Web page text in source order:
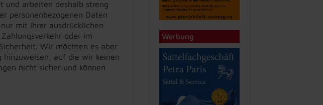
und arbeiten deshalb streng
personenbezogenen Daten
mit Ihrer ausdrücklichen
oder im
Wir möchten es aber
auf die wir keinen
nicht sicher und können
Werbung